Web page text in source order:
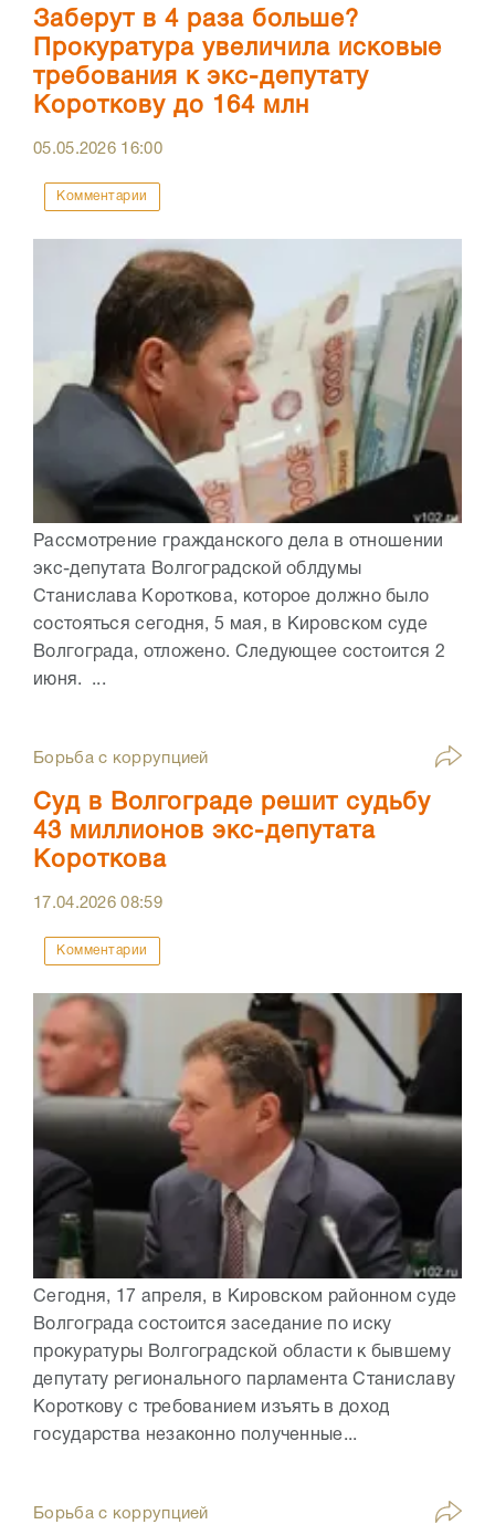
Заберут в 4 раза больше?
Прокуратура увеличила исковые
требования к экс-депутату
Короткову до 164 млн
05.05.2026 16:00
Комментарии
Рассмотрение гражданского дела в отношении
экс-депутата Волгоградской облдумы
Станислава Короткова, которое должно было
состояться сегодня, 5 мая, в Кировском суде
Волгограда, отложено. Следующее состоится 2
июня. ...
Борьба с коррупцией
Суд в Волгограде решит судьбу
43 миллионов экс-депутата
Короткова
17.04.202608:59
Комментарии
Сегодня, 17 апреля, в Кировском районном суде
Волгограда состоится заседание по иску
прокуратуры Волгоградской области к бывшему
депутату регионального парламента Станиславу
Короткову с требованием изъять в доход
государства незаконно полученные...
Борьба с коррупцией